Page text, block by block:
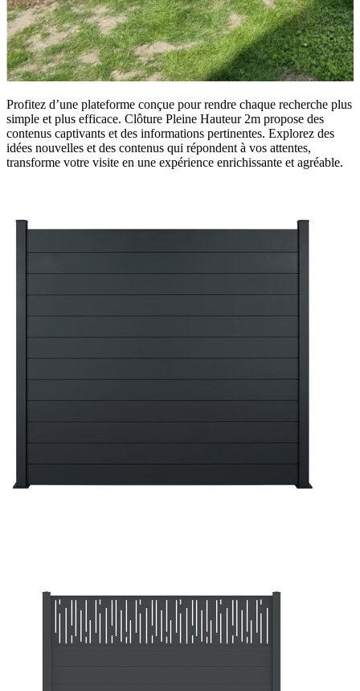
Profitez d’une plateforme conçue pour rendre chaque recherche plus
simple et plus efficace. Clôture Pleine Hauteur 2m propose des
contenus captivants et des informations pertinentes. Explorez des
idées nouvelles et des contenus qui répondent à vos attentes,
transforme votre visite en une expérience enrichissante et agréable.